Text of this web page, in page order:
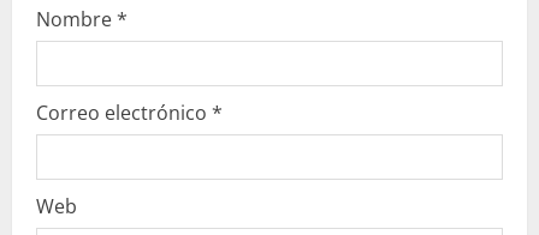
Nombre*
Correo electrónico *
Web